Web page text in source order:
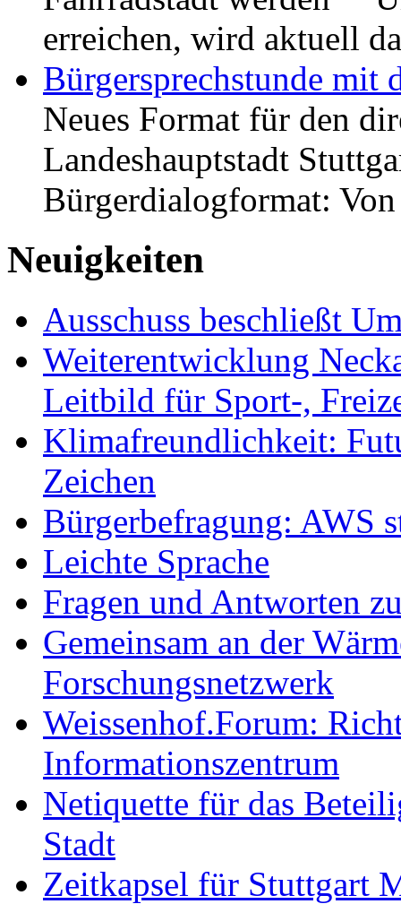
erreichen, wird aktuell
Bürgersprechstunde mit
Neues Format für den
Landeshauptstadt
Bürgerdialogformat:
Neuigkeiten
Ausschuss beschließt
Weiterentwicklung
Leitbild für Sport-,
Klimafreundlichkeit:
Zeichen
Bürgerbefragung: AWS
Leichte Sprache
Fragen und Antworten
Gemeinsam an der
Forschungsnetzwerk
Weissenhof.Forum:
Informationszentrum
Netiquette für das
Stadt
Zeitkapsel für Stuttgart